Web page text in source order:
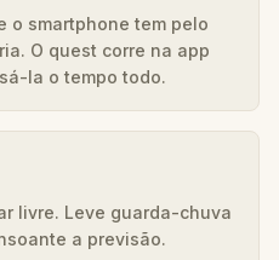
o smartphone tem pelo
O quest corre na app
la o tempo todo.
livre. Leve guarda-chuva
a previsão.